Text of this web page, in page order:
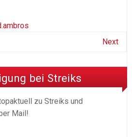
Next
bei Streiks
zu Streiks und
Mail!